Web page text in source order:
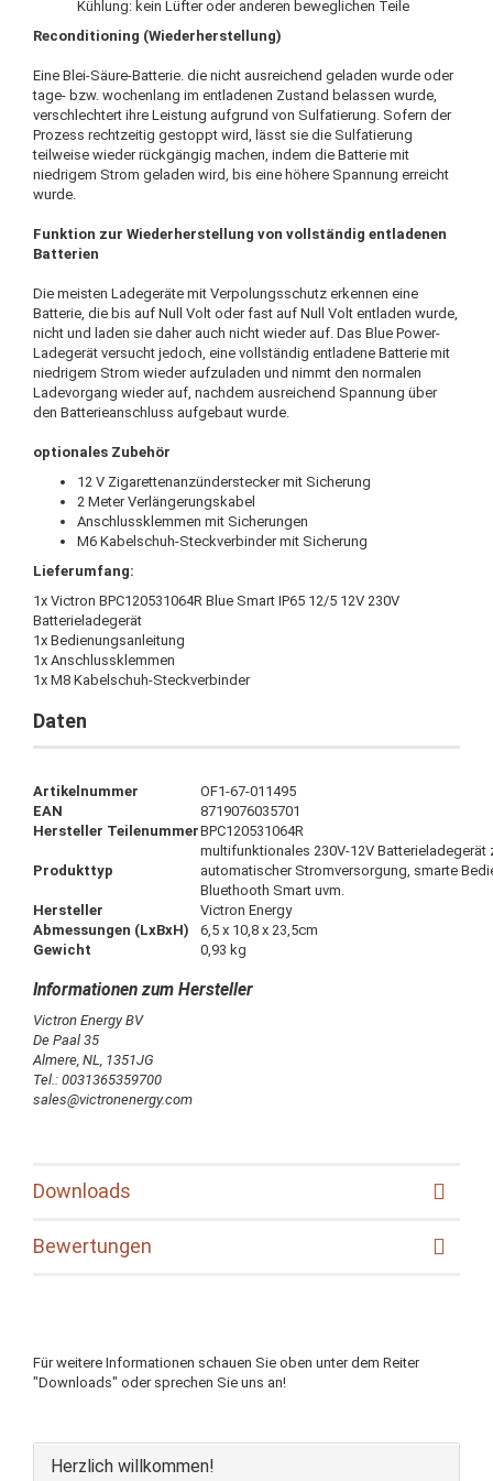
Kühlung: kein Lüfter oder anderen beweglichen Teile
Reconditioning (Wiederherstellung)
Eine Blei-Säure-Batterie. die nicht ausreichend geladen wurde oder
tage- bzw. wochenlang im entladenen Zustand belassen wurde,
verschlechtert ihre Leistung aufgrund von Sulfatierung. Sofern der
Prozess rechtzeitig gestoppt wird, lässt sie die Sulfatierung
teilweise wieder rückgängig machen, indem die Batterie mit
niedrigem Strom geladen wird, bis eine höhere Spannung erreicht
wurde.
Funktion zur Wiederherstellung von vollständig entladenen
Batterien
Die meisten Ladegeräte mit Verpolungsschutz erkennen eine
Batterie, die bis auf Null Volt oder fast auf Null Volt entladen wurde,
nicht und laden sie daher auch nicht wieder auf. Das Blue Power-
Ladegerät versucht jedoch, eine vollständig entladene Batterie mit
niedrigem Strom wieder aufzuladen und nimmt den normalen
Ladevorgang wieder auf, nachdem ausreichend Spannung über
den Batterieanschluss aufgebaut wurde.
optionales Zubehör
12 V Zigarettenanzünderstecker mit Sicherung
2 Meter Verlängerungskabel
Anschlussklemmen mit Sicherungen
M6 Kabelschuh-Steckverbinder mit Sicherung
Lieferumfang:
1x Victron BPC120531064R Blue Smart IP65 12/5 12V 230V
Batterieladegerät
1x Bedienungsanleitung
1x Anschlussklemmen
1x M8 Kabelschuh-Steckverbinder
Daten
Artikelnummer
OF1-67-011495
EAN
8719076035701
Hersteller TeilenummerBPC120531064R
Produkttyp
multifunktionales 230V-12V Batterieladegerät
automatischer Stromversorgung, smarte
Bluethooth Smart uvm.
Hersteller
Victron Energy
Abmessungen (LxBxH)
6,5 x 10,8 x 23,5cm
Gewicht
0,93 kg
Victron Energy BV
De Paal 35
Almere, NL, 1351JG
Tel.: 0031365359700
sales@victronenergy.com
Downloads
Bewertungen
Für weitere Informationen schauen Sie oben unter dem Reiter
"Downloads" oder sprechen Sie uns an!
Herzlich willkommen!